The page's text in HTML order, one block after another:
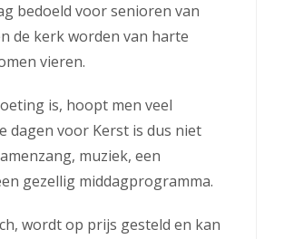
bedoeld voor senioren van
de kerk worden van harte
vieren.
is, hoopt men veel
dagen voor Kerst is dus niet
muziek, een
gezellig middagprogramma.
wordt op prijs gesteld en kan